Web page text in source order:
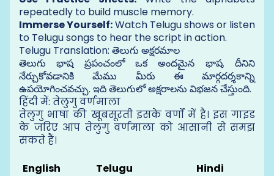
repeatedly to build muscle memory.
Immerse Yourself:Watch Telugu shows or listen
to Telugu songs to hear the script in action.
Telugu Translation: తెలుగు అక్షరమాల
తెలుగు భాష ప్రపంచంలో ఒక అందమైన భాష. దీనిని
నేర్చుకోవడానికి మేము మీరు ఈ మార్గదర్శకాన్ని
ఉపయోగించవచ్చు. ఇది తెలుగులో అక్షరాలను విభజన చేస్తుంది.
हिंदी में: तेलुगु वर्णमाला
तेलुगु भाषा की खूबसूरती इसके वर्णों में है। इस गाइड
के जरिए आप तेलुगु वर्णमाला को आसानी से समझ
सकते हैं।
English
Telugu
Hindi